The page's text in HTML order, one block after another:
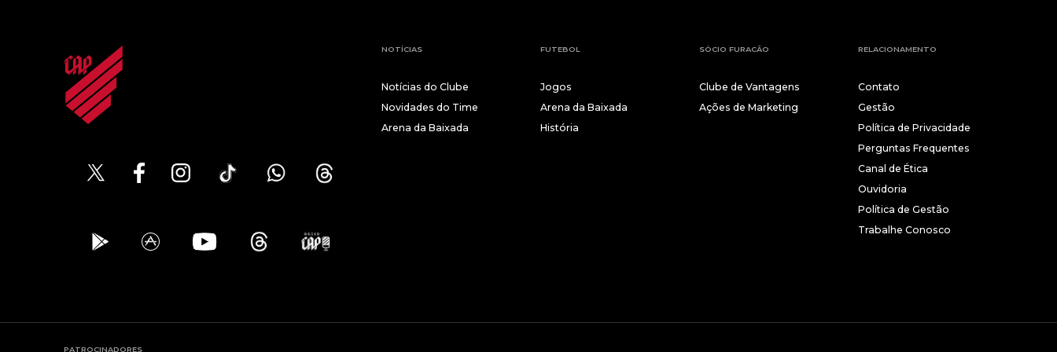
NOTÍCIAS
Notícias do Clube
Novidades do Time
Arena da Baixada
FUTEBOL
Jogos
Arena da Baixada
História
SÓCIO FURACÃO
Clube de Vantagens
Ações de Marketing
RELACIONAMENTO
Contato
Gestão
Política de Privacidade
Perguntas Frequentes
Canal de Ética
Ouvidoria
Política de Gestão
Trabalhe Conosco
PATROCINADORES